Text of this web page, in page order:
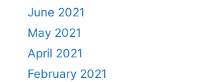
June 2021
May 2021
April 2021
February 2021